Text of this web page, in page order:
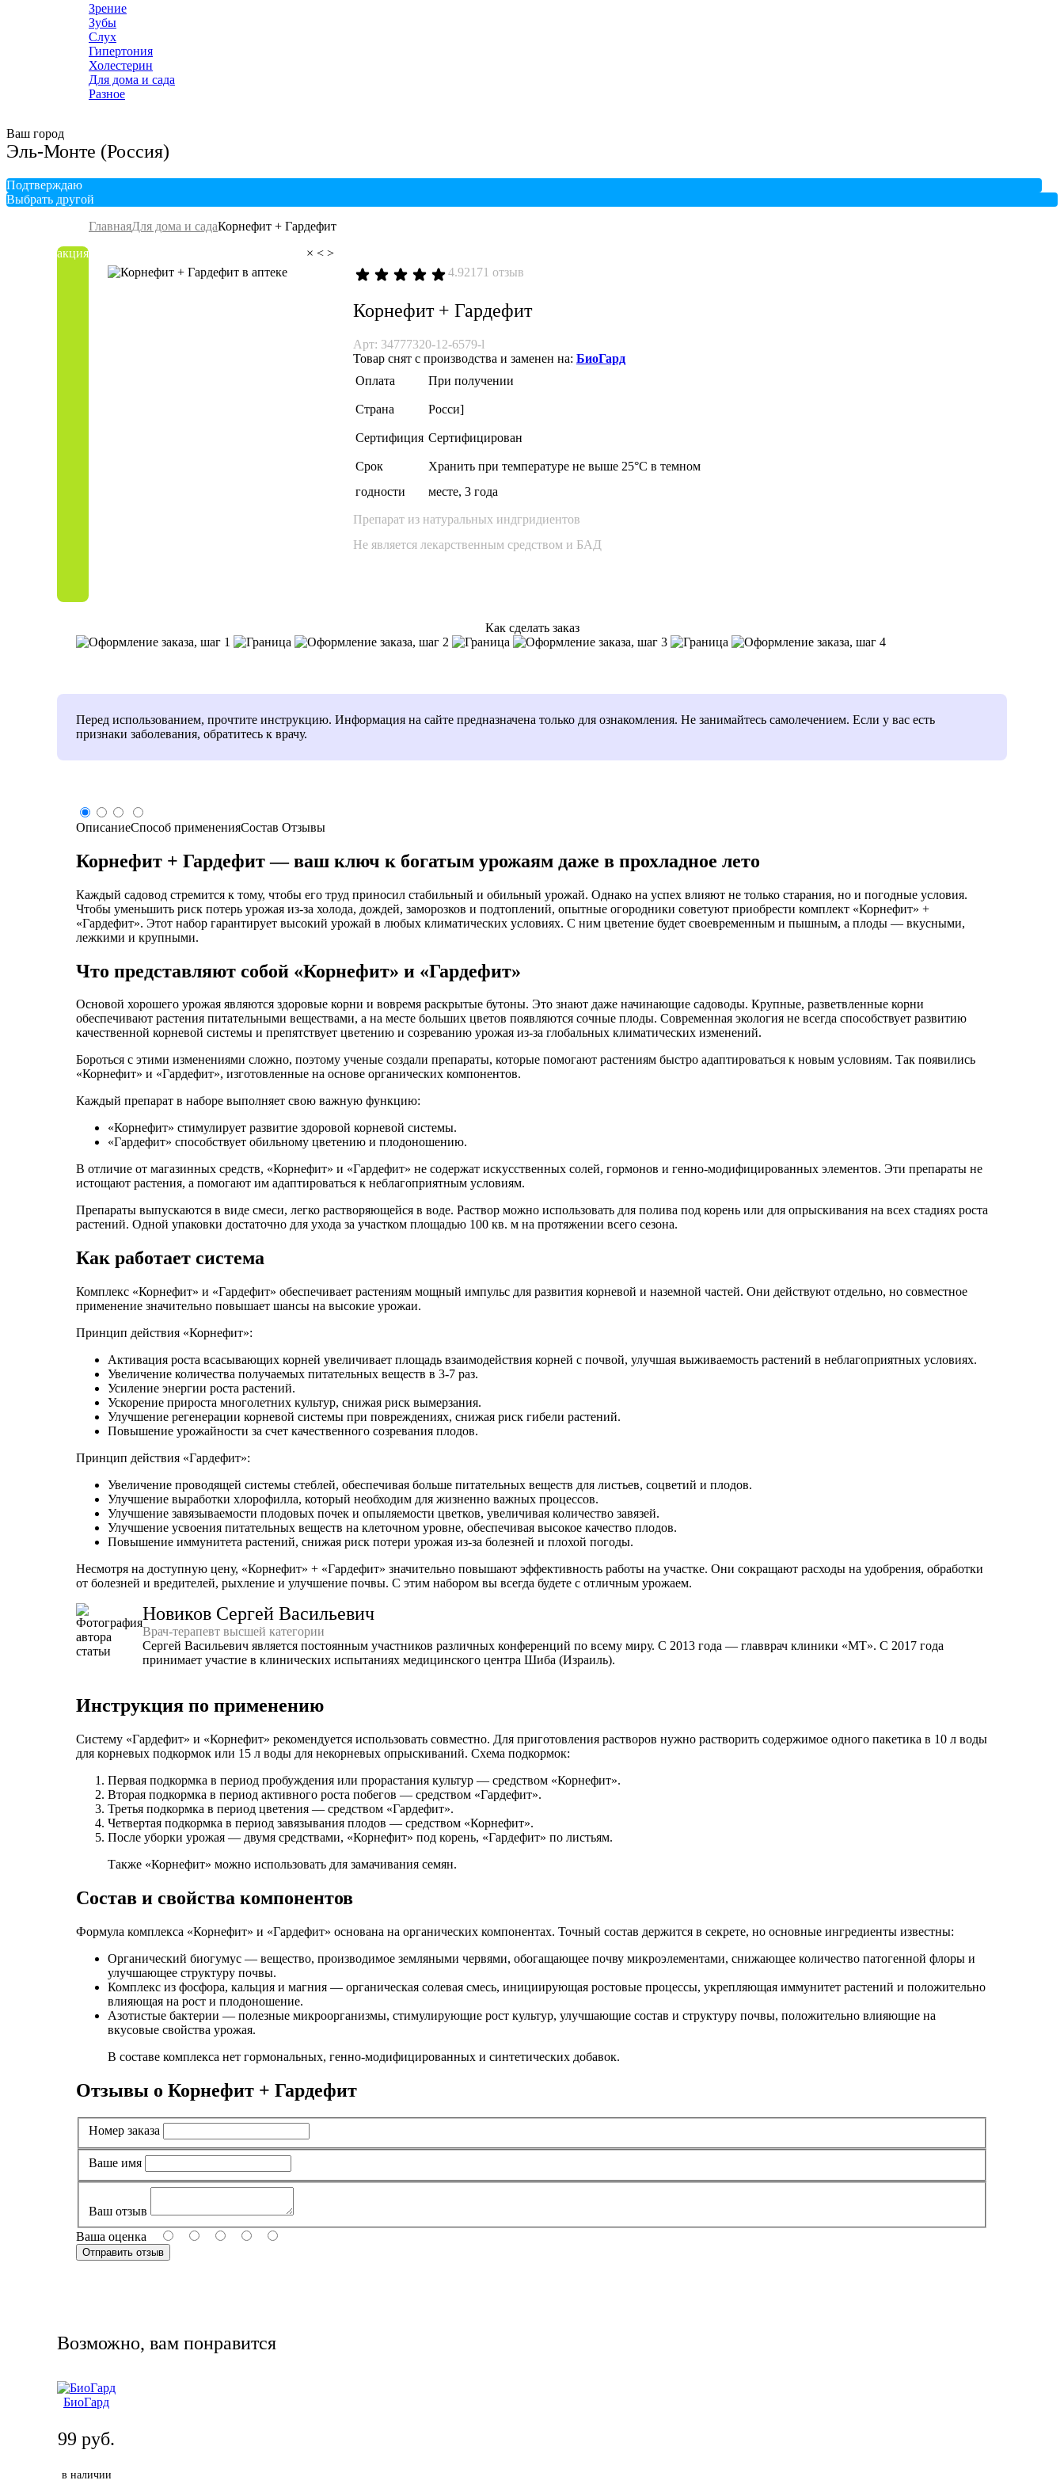
Зрение
Зубы
Слух
Гипертония
Холестерин
Для дома и сада
Разное
Ваш город
Эль-Монте (Россия)
Подтверждаю
Выбрать другой
ГлавнаяДля дома и садаКорнефит + Гардефит
акция
× < >
4.92171 отзыв
Корнефит + Гардефит
Арт: 34777320-12-6579-l
Товар снят с производства и заменен на: БиоГард
Оплата
При получении
Страна Росси]
Сертифиция Сертифицирован
Cрок
годности
Хранить при температуре не выше 25°С в темном
месте, 3 года
Препарат из натуральных индгридиентов
Не является лекарственным средством и БАД
Как сделать заказ
Перед использованием, прочтите инструкцию. Информация на сайте предназначена только для ознакомления. Не занимайтесь самолечением. Если у вас есть
признаки заболевания, обратитесь к врачу.
ОписаниеСпособ примененияСостав Отзывы
Корнефит + Гардефит — ваш ключ к богатым урожаям даже в прохладное лето
Каждый садовод стремится к тому, чтобы его труд приносил стабильный и обильный урожай. Однако на успех влияют не только старания, но и погодные условия.
Чтобы уменьшить риск потерь урожая из-за холода, дождей, заморозков и подтоплений, опытные огородники советуют приобрести комплект «Корнефит» +
«Гардефит». Этот набор гарантирует высокий урожай в любых климатических условиях. С ним цветение будет своевременным и пышным, а плоды — вкусными,
лежкими и крупными.
Что представляют собой «Корнефит» и «Гардефит»
Основой хорошего урожая являются здоровые корни и вовремя раскрытые бутоны. Это знают даже начинающие садоводы. Крупные, разветвленные корни
обеспечивают растения питательными веществами, а на месте больших цветов появляются сочные плоды. Современная экология не всегда способствует развитию
качественной корневой системы и препятствует цветению и созреванию урожая из-за глобальных климатических изменений.
Бороться с этими изменениями сложно, поэтому ученые создали препараты, которые помогают растениям быстро адаптироваться к новым условиям. Так появились
«Корнефит» и «Гардефит», изготовленные на основе органических компонентов.
Каждый препарат в наборе выполняет свою важную функцию:
«Корнефит» стимулирует развитие здоровой корневой системы.
«Гардефит» способствует обильному цветению и плодоношению.
В отличие от магазинных средств, «Корнефит» и «Гардефит» не содержат искусственных солей, гормонов и генно-модифицированных элементов. Эти препараты не
истощают растения, а помогают им адаптироваться к неблагоприятным условиям.
Препараты выпускаются в виде смеси, легко растворяющейся в воде. Раствор можно использовать для полива под корень или для опрыскивания на всех стадиях роста
растений. Одной упаковки достаточно для ухода за участком площадью 100 кв. м на протяжении всего сезона.
Как работает система
Комплекс «Корнефит» и «Гардефит» обеспечивает растениям мощный импульс для развития корневой и наземной частей. Они действуют отдельно, но совместное
применение значительно повышает шансы на высокие урожаи.
Принцип действия «Корнефит»:
Активация роста всасывающих корней увеличивает площадь взаимодействия корней с почвой, улучшая выживаемость растений в неблагоприятных условиях.
Увеличение количества получаемых питательных веществ в 3-7 раз.
Усиление энергии роста растений.
Ускорение прироста многолетних культур, снижая риск вымерзания.
Улучшение регенерации корневой системы при повреждениях, снижая риск гибели растений.
Повышение урожайности за счет качественного созревания плодов.
Принцип действия «Гардефит»:
Увеличение проводящей системы стеблей, обеспечивая больше питательных веществ для листьев, соцветий и плодов.
Улучшение выработки хлорофилла, который необходим для жизненно важных процессов.
Улучшение завязываемости плодовых почек и опыляемости цветков, увеличивая количество завязей.
Улучшение усвоения питательных веществ на клеточном уровне, обеспечивая высокое качество плодов.
Повышение иммунитета растений, снижая риск потери урожая из-за болезней и плохой погоды.
Несмотря на доступную цену, «Корнефит» + «Гардефит» значительно повышают эффективность работы на участке. Они сокращают расходы на удобрения, обработки
от болезней и вредителей, рыхление и улучшение почвы. С этим набором вы всегда будете с отличным урожаем.
Новиков Сергей Васильевич
Врач-терапевт высшей категории
Сергей Васильевич является постоянным участников различных конференций по всему миру. С 2013 года — главврач клиники «МТ». С 2017 года
принимает участие в клинических испытаниях медицинского центра Шиба (Израиль).
Инструкция по применению
Систему «Гардефит» и «Корнефит» рекомендуется использовать совместно. Для приготовления растворов нужно растворить содержимое одного пакетика в 10 л воды
для корневых подкормок или 15 л воды для некорневых опрыскиваний. Схема подкормок:
Первая подкормка в период пробуждения или прорастания культур — средством «Корнефит».
Вторая подкормка в период активного роста побегов — средством «Гардефит».
Третья подкормка в период цветения — средством «Гардефит».
Четвертая подкормка в период завязывания плодов — средством «Корнефит».
После уборки урожая — двумя средствами, «Корнефит» под корень, «Гардефит» по листьям.
Также «Корнефит» можно использовать для замачивания семян.
Состав и свойства компонентов
Формула комплекса «Корнефит» и «Гардефит» основана на органических компонентах. Точный состав держится в секрете, но основные ингредиенты известны:
Органический биогумус — вещество, производимое земляными червями, обогащающее почву микроэлементами, снижающее количество патогенной флоры и
улучшающее структуру почвы.
Комплекс из фосфора, кальция и магния — органическая солевая смесь, инициирующая ростовые процессы, укрепляющая иммунитет растений и положительно
влияющая на рост и плодоношение.
Азотистые бактерии — полезные микроорганизмы, стимулирующие рост культур, улучшающие состав и структуру почвы, положительно влияющие на
вкусовые свойства урожая.
В составе комплекса нет гормональных, генно-модифицированных и синтетических добавок.
Отзывы о Корнефит + Гардефит
Номер заказа
Ваше имя
Ваш отзыв
Ваша оценка
Возможно, вам понравится
БиоГард
99 руб.
в наличии